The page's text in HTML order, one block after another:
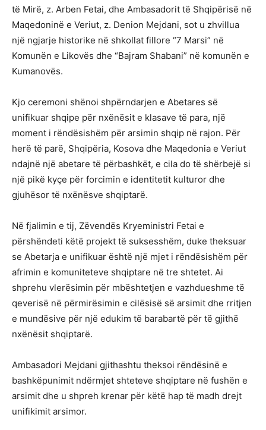
të Mirë, z. Arben Fetai, dhe Ambasadorit të Shqipërisë në
Maqedoninë e Veriut, z. Denion Mejdani, sot u zhvillua
një ngjarje historike në shkollat fillore “7 Marsi” në
Komunën e Likovës dhe “Bajram Shabani” në komunën e
Kumanovës.
Kjo ceremoni shënoi shpërndarjen e Abetares së
unifikuar shqipe për nxënësit e klasave të para, një
moment i rëndësishëm për arsimin shqip në rajon. Për
herë të parë, Shqipëria, Kosova dhe Maqedonia e Veriut
ndajnë një abetare të përbashkët, e cila do të shërbejë si
një pikë kyçe për forcimin e identitetit kulturor dhe
gjuhësor të nxënësve shqiptarë.
Në fjalimin e tij, Zëvendës Kryeministri Fetai e
përshëndeti këtë projekt të suksesshëm, duke theksuar
se Abetarja e unifikuar është një mjet i rëndësishëm për
afrimin e komuniteteve shqiptare në tre shtetet. Ai
shprehu vlerësimin për mbështetjen e vazhdueshme të
qeverisë në përmirësimin e cilësisë së arsimit dhe rritjen
e mundësive për një edukim të barabartë për të gjithë
nxënësit shqiptarë.
Ambasadori Mejdani gjithashtu theksoi rëndësinë e
bashkëpunimit ndërmjet shteteve shqiptare në fushën e
arsimit dhe u shpreh krenar për këtë hap të madh drejt
unifikimit arsimor.